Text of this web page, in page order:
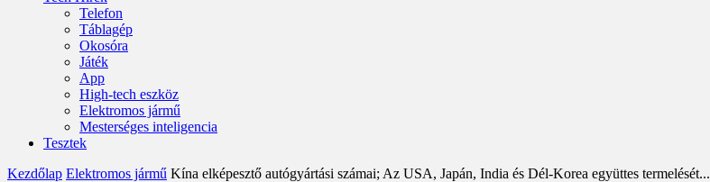
Telefon
Táblagép
Okosóra
Játék
App
High-tech eszköz
Elektromos jármű
Mesterséges inteligencia
Tesztek
Kezdőlap Elektromos jármű Kína elképesztő autógyártási számai; Az USA, Japán, India és Dél-Korea együttes termelését...